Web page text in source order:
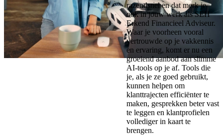
razendsnel en dat merk je
ook in jouw werk als SEH
Erkend Financieel Adviseur.
Waar je voorheen vooral
vertrouwde op je vakkennis
en ervaring, komt er nu een
groeiend aanbod aan slimme
AI-tools op je af. Tools die
je, als je ze goed gebruikt,
kunnen helpen om
klanttrajecten efficiënter te
maken, gesprekken beter vast
te leggen en klantprofielen
vollediger in kaart te
brengen.
Volg van september tot en met december de SEH College
Tour! Tijdens 8 interactieve live webinars delen topexperts uit
de sector de laatste ontwikkelingen in financieel advies. Behaal
PE-punten, verdiep en verbreed je kennis en word nóg sterker
in je vak. Kun je er een keer niet live bij zijn? Geen probleem:
alle webinars zijn later on demand terug te kijken. Bekijk het
programma en schrijf je in!